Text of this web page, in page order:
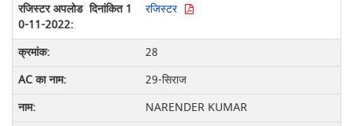
रजिस्टर
28
29-सिराज
NARENDER KUMAR